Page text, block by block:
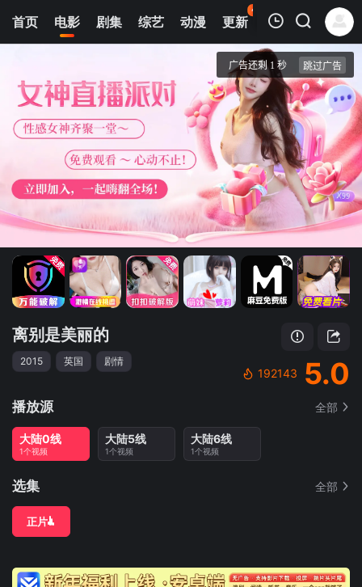
首页 电影 剧集 综艺 动漫 更新
41
热榜 APP
正片
离别是美丽的
离别是美丽的
2015 英国 剧情
192143 5.0
播放源 全部
大陆0线
1个视频
大陆5线
1个视频
大陆6线
1个视频
选集 全部
正片